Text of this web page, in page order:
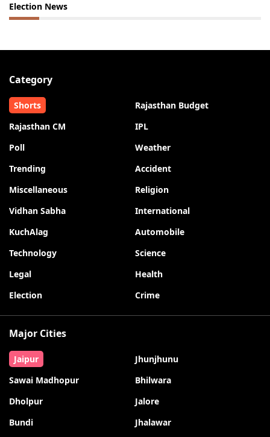
Election News
Category
Shorts
Rajasthan Budget
Rajasthan CM
IPL
Poll
Weather
Trending
Accident
Miscellaneous
Religion
Vidhan Sabha
International
KuchAlag
Automobile
Technology
Science
Legal
Health
Election
Crime
Major Cities
Jaipur
Jhunjhunu
Sawai Madhopur
Bhilwara
Dholpur
Jalore
Bundi
Jhalawar